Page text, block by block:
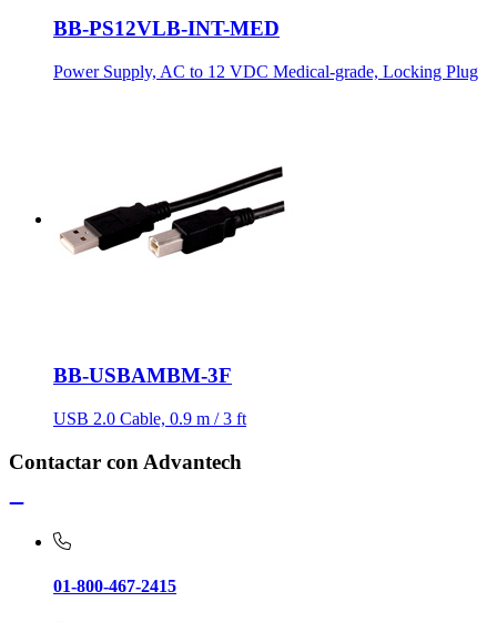
BB-PS12VLB-INT-MED
Power Supply, AC to 12 VDC Medical-grade, Locking Plug
BB-USBAMBM-3F
USB 2.0 Cable, 0.9 m / 3 ft
Contactar con Advantech
01-800-467-2415